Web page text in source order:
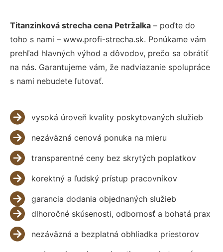
Titanzinková strecha cena Petržalka – poďte do
toho s nami – www.profi-strecha.sk. Ponúkame vám
prehľad hlavných výhod a dôvodov, prečo sa obrátiť
na nás. Garantujeme vám, že nadviazanie spolupráce
s nami nebudete ľutovať.
vysoká úroveň kvality poskytovaných služieb
nezáväzná cenová ponuka na mieru
transparentné ceny bez skrytých poplatkov
korektný a ľudský prístup pracovníkov
garancia dodania objednaných služieb
dlhoročné skúsenosti, odbornosť a bohatá prax
nezáväzná a bezplatná obhliadka priestorov